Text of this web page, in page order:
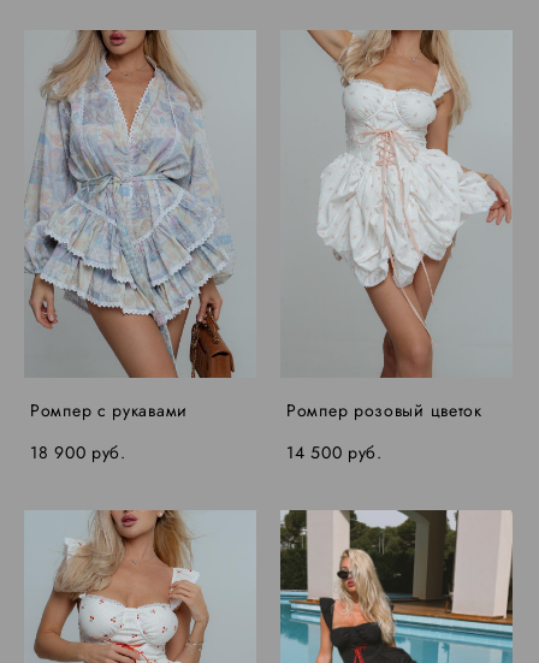
Ромпер с рукавами
18 900 pуб.
Ромпер розовый цветок
14 500 pуб.